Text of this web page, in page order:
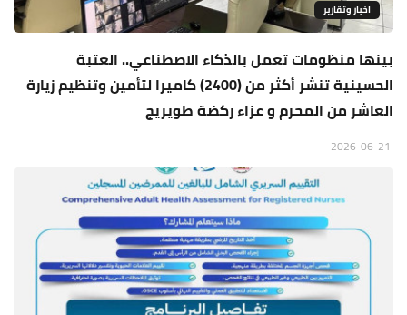
اخبار وتقارير
بينها منظومات تعمل بالذكاء الاصطناعي.. العتبة
الحسينية تنشر أكثر من (2400) كاميرا لتأمين وتنظيم زيارة
العاشر من المحرم و عزاء ركضة طويريج